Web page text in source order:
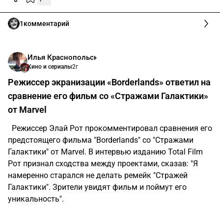
1комментарий
Илья Краснопольский
Кино и сериалы2г
Режиссер экранизации «Borderlands» ответил на
сравнение его фильм со «Стражами Галактики»
от Marvel
Режиссер Элай Рот прокомментировал сравнения его
предстоящего фильма "Borderlands" со "Стражами
Галактики" от Marvel. В интервью изданию Total Film
Рот признал сходства между проектами, сказав: "Я
намеренно старался не делать ремейк "Стражей
Галактики". Зрители увидят фильм и поймут его
уникальность".